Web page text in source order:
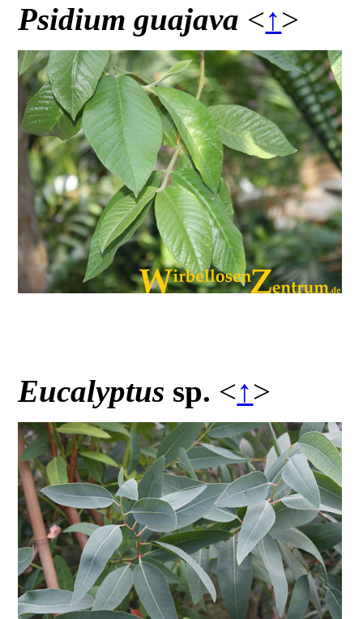
Psidium guajava <↑>
Eucalyptus sp. <↑>